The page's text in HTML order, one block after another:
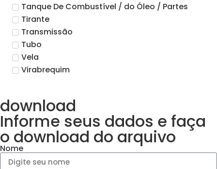
Tanque De Combustível / do Óleo / Partes
Tirante
Transmissão
Tubo
Vela
Virabrequim
download
Informe seus dados e faça
o download do arquivo
Nome